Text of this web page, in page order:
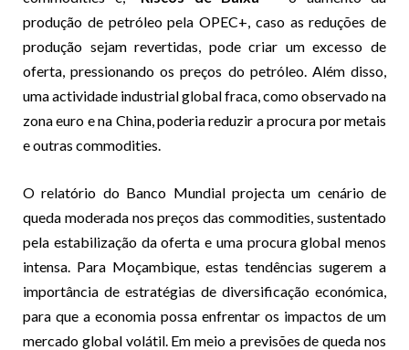
produção de petróleo pela OPEC+, caso as reduções de
produção sejam revertidas, pode criar um excesso de
oferta, pressionando os preços do petróleo. Além disso,
uma actividade industrial global fraca, como observado na
zona euro e na China, poderia reduzir a procura por metais
e outras commodities.
O relatório do Banco Mundial projecta um cenário de
queda moderada nos preços das commodities, sustentado
pela estabilização da oferta e uma procura global menos
intensa. Para Moçambique, estas tendências sugerem a
importância de estratégias de diversificação económica,
para que a economia possa enfrentar os impactos de um
mercado global volátil. Em meio a previsões de queda nos